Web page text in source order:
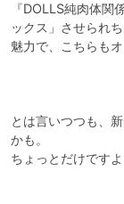
『DOLLS純肉体関
ックス」させられ
魅力で、こちらも
とは言いつつも、
かも。
ちょっとだけです